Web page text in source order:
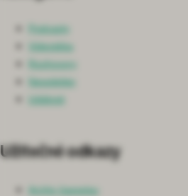
Podcasty
Videotéka
Rozhovory
Newsletter
Události
Užitečné odkazy
Archiv časopisu